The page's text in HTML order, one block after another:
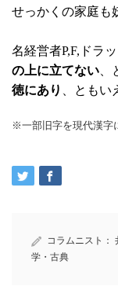
せっかくの家庭も
名経営者P,F,ドラ
の上に立てない
徳にあり
、ともい
※一部旧字を現代漢字
コラムニスト：
学・古典